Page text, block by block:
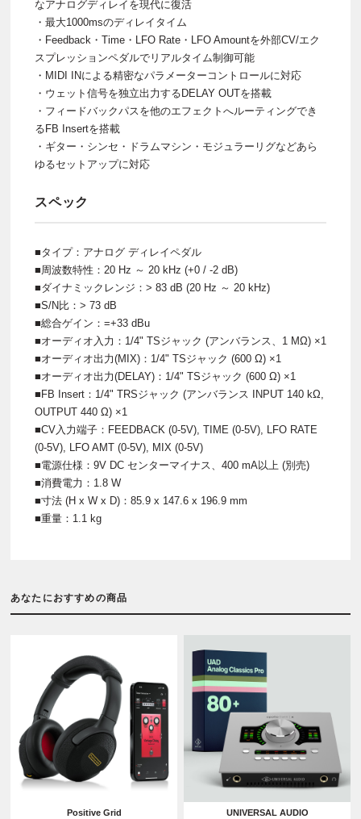
なアナログディレイを現代に復活
・最大1000msのディレイタイム
・Feedback・Time・LFO Rate・LFO Amountを外部CV/エク
スプレッションペダルでリアルタイム制御可能
・MIDI INによる精密なパラメーターコントロールに対応
・ウェット信号を独立出力するDELAY OUTを搭載
・フィードバックパスを他のエフェクトへルーティングでき
るFB Insertを搭載
・ギター・シンセ・ドラムマシン・モジュラーリグなどあら
ゆるセットアップに対応
スペック
■タイプ：アナログ ディレイペダル
■周波数特性：20 Hz ～ 20 kHz (+0 / -2 dB)
■ダイナミックレンジ：> 83 dB (20 Hz ～ 20 kHz)
■S/N比：> 73 dB
■総合ゲイン：=+33 dBu
■オーディオ入力：1/4" TSジャック (アンバランス、1 MΩ) ×1
■オーディオ出力(MIX)：1/4" TSジャック (600 Ω) ×1
■オーディオ出力(DELAY)：1/4" TSジャック (600 Ω) ×1
■FB Insert：1/4" TRSジャック (アンバランス INPUT 140 kΩ,
OUTPUT 440 Ω) ×1
■CV入力端子：FEEDBACK (0-5V), TIME (0-5V), LFO RATE
(0-5V), LFO AMT (0-5V), MIX (0-5V)
■電源仕様：9V DC センターマイナス、400 mA以上 (別売)
■消費電力：1.8 W
■寸法 (H x W x D)：85.9 x 147.6 x 196.9 mm
■重量：1.1 kg
あなたにおすすめの商品
Positive Grid
UNIVERSAL AUDIO